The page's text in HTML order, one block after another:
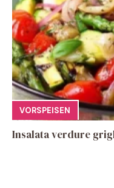
VORSPEISEN
Insalata verdure